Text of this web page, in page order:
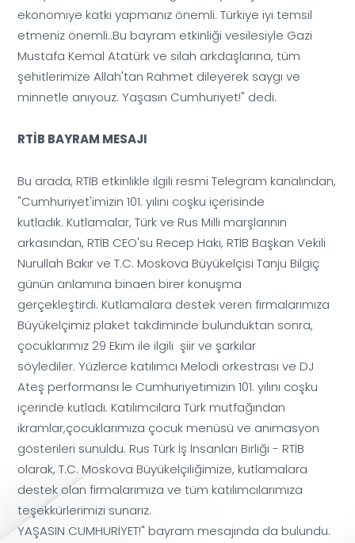
ekonomiye katkı yapmanız önemli. Türkiye iyi temsil
etmeniz önemli..Bu bayram etkinliği vesilesiyle Gazi
Mustafa Kemal Atatürk ve silah arkdaşlarına, tüm
şehitlerimize Allah'tan Rahmet dileyerek saygı ve
minnetle anıyouz. Yaşasın Cumhuriyet!" dedi.
RTİB BAYRAM MESAJI
Bu arada, RTİB etkinlikle ilgili resmi Telegram kanalından,
"Cumhuriyet'imizin 101. yılını coşku içerisinde
kutladık. Kutlamalar, Türk ve Rus Milli marşlarının
arkasından, RTİB CEO'su Recep Haki, RTİB Başkan Vekili
Nurullah Bakır ve T.C. Moskova Büyükelçisi Tanju Bilgiç
günün anlamına binaen birer konuşma
gerçekleştirdi. Kutlamalara destek veren firmalarımıza
Büyükelçimiz plaket takdiminde bulunduktan sonra,
çocuklarımız 29 Ekim ile ilgili şiir ve şarkılar
söylediler. Yüzlerce katılımcı Melodi orkestrası ve DJ
Ateş performansı le Cumhuriyetimizin 101. yılını coşku
içerinde kutladı. Katılımcılara Türk mutfağından
ikramlar,çocuklarımıza çocuk menüsü ve animasyon
gösterileri sunuldu. Rus Türk İş İnsanları Birliği - RTİB
olarak, T.C. Moskova Büyükelçiliğimize, kutlamalara
destek olan firmalarımıza ve tüm katılımcılarımıza
teşekkürlerimizi sunarız.
YAŞASIN CUMHURİYET!" bayram mesajında da bulundu.